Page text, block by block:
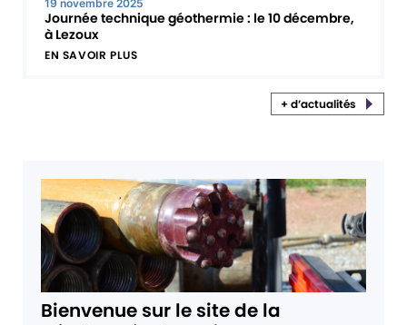
19 novembre 2025
Journée technique géothermie : le 10 décembre,
à Lezoux
EN SAVOIR PLUS
+ d’actualités
Bienvenue sur le site de la